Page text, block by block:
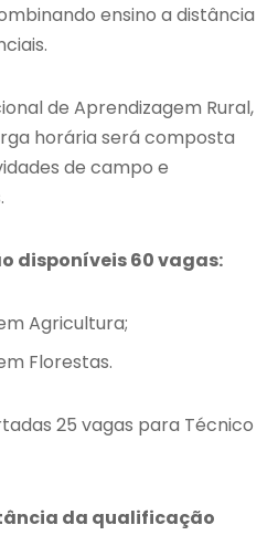
ensino a distância
de Aprendizagem Rural,
horária será composta
de campo e
disponíveis 60 vagas:
Agricultura;
Florestas.
25 vagas para Técnico
da qualificação